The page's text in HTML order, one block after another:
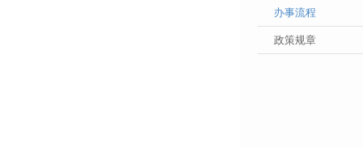
办事流程
政策规章